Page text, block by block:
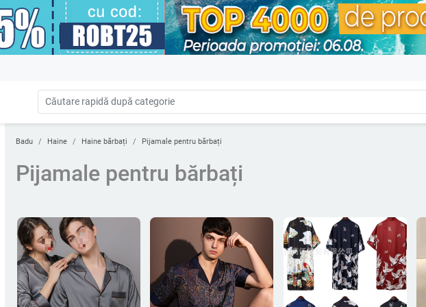
Badu Haine Haine bărbați Pijamale pentru bărbați
Pijamale pentru bărbați